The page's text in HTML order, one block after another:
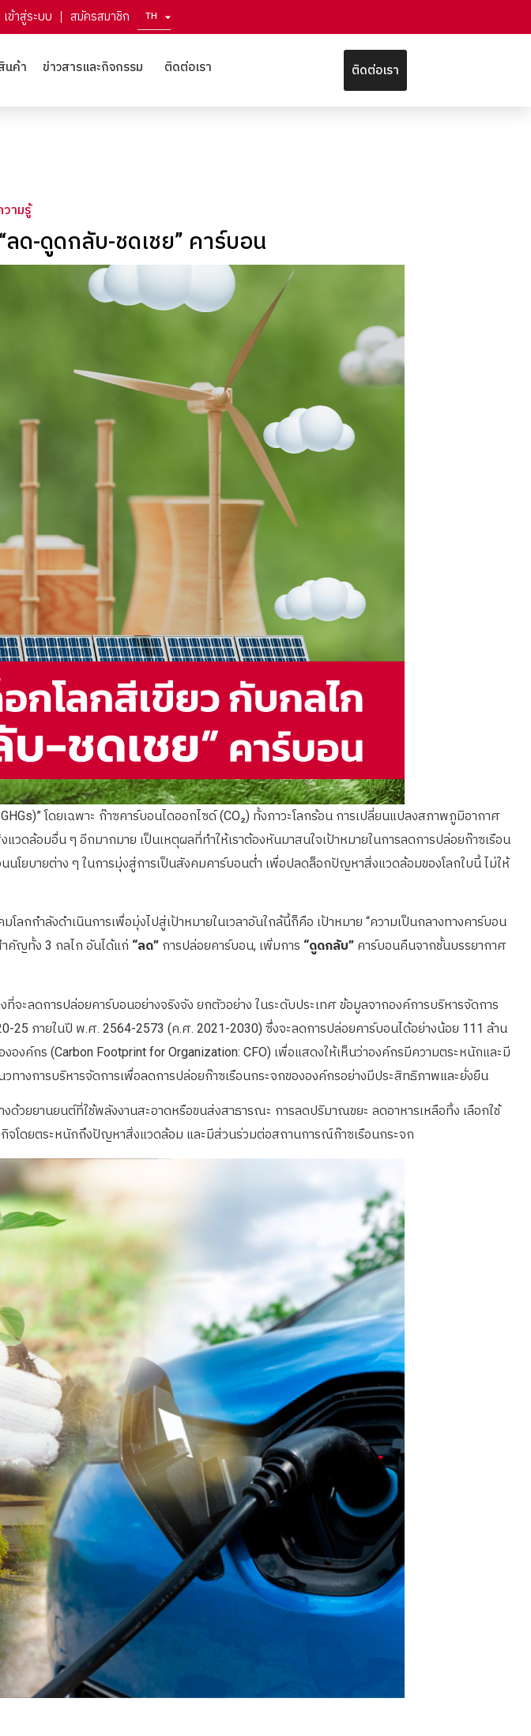
เข้าสู่ระบบ สมัครสมาชิก TH
EN
นค้า ข่าวสารและกิจกรรม ติดต่อเรา ติดต่อเรา
วามรู้
ด-ดูดกลับ-ชดเชย” คาร์บอน
โดยเฉพาะ ก๊าซคาร์บอนไดออกไซด์ (CO₂) ทั้งภาวะโลกร้อน การเปลี่ยนแปลงสภาพภูมิอากาศ
ล้อมอื่น ๆ อีกมากมาย เป็นเหตุผลที่ทำให้เราต้องหันมาสนใจเป้าหมายในการลดการปล่อยก๊าซเรือน
นโยบายต่าง ๆ ในการมุ่งสู่การเป็นสังคมคาร์บอนต่ำ เพื่อปลดล็อกปัญหาสิ่งแวดล้อมของโลกใบนี้ ไม่ให้
กกำลังดำเนินการเพื่อมุ่งไปสู่เป้าหมายในเวลาอันใกล้นี้ก็คือ เป้าหมาย “ความเป็นกลางทางคาร์บอน
ำคัญทั้ง 3 กลไก อันได้แก่ “ลด” การปล่อยคาร์บอน, เพิ่มการ “ดูดกลับ” คาร์บอนคืนจากชั้นบรรยากาศ
ะลดการปล่อยคาร์บอนอย่างจริงจัง ยกตัวอย่าง ในระดับประเทศ ข้อมูลจากองค์การบริหารจัดการ
25 ภายในปี พ.ศ. 2564-2573 (ค.ศ. 2021-2030) ซึ่งจะลดการปล่อยคาร์บอนได้อย่างน้อย 111 ล้าน
งค์กร (Carbon Footprint for Organization: CFO) เพื่อแสดงให้เห็นว่าองค์กรมีความตระหนักและมี
งการบริหารจัดการเพื่อลดการปล่อยก๊าซเรือนกระจกขององค์กรอย่างมีประสิทธิภาพและยั่งยืน
วยยานยนต์ที่ใช้พลังงานสะอาดหรือขนส่งสาธารณะ การลดปริมาณขยะ ลดอาหารเหลือทิ้ง เลือกใช้
โดยตระหนักถึงปัญหาสิ่งแวดล้อม และมีส่วนร่วมต่อสถานการณ์ก๊าซเรือนกระจก